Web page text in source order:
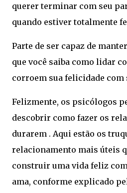
querer terminar com seu
quando estiver totalmente
Parte de ser capaz de
que você saiba como lidar
corroem sua felicidade com
Felizmente, os psicólogos
descobrir como fazer os
durarem . Aqui estão os
relacionamento mais úteis
construir uma vida feliz
ama, conforme explicado